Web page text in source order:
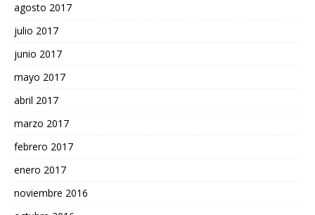
agosto 2017
julio 2017
junio 2017
mayo 2017
abril 2017
marzo 2017
febrero 2017
enero 2017
noviembre 2016